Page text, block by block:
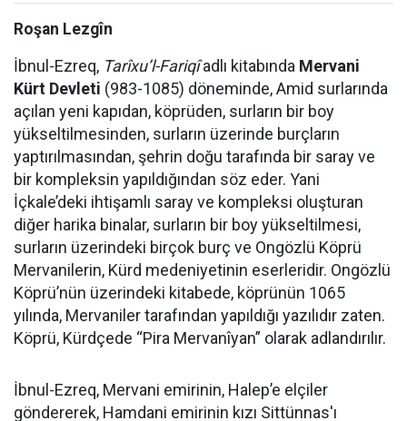
Roşan Lezgîn
İbnul-Ezreq, Tarîxu’l-Fariqîadlı kitabında Mervani
Kürt Devleti (983-1085) döneminde, Amid surlarında
açılan yeni kapıdan, köprüden, surların bir boy
yükseltilmesinden, surların üzerinde burçların
yaptırılmasından, şehrin doğu tarafında bir saray ve
bir kompleksin yapıldığından söz eder. Yani
İçkale’deki ihtişamlı saray ve kompleksi oluşturan
diğer harika binalar, surların bir boy yükseltilmesi,
surların üzerindeki birçok burç ve Ongözlü Köprü
Mervanilerin, Kürd medeniyetinin eserleridir. Ongözlü
Köprü’nün üzerindeki kitabede, köprünün 1065
yılında, Mervaniler tarafından yapıldığı yazılıdır zaten.
Köprü, Kürdçede “Pira Mervanîyan” olarak adlandırılır.
İbnul-Ezreq, Mervani emirinin, Halep’e elçiler
göndererek, Hamdani emirinin kızı Sittünnas'ı